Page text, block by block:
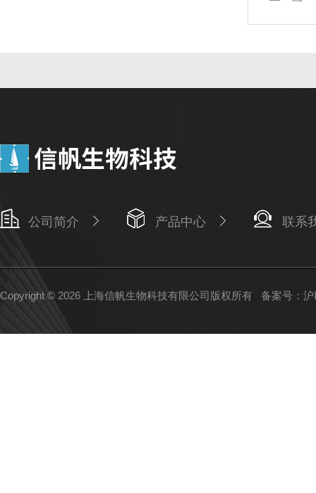
公司简介 产品中心 联系
Copyright © 2026 上海信帆生物科技有限公司版权所有 备案号：